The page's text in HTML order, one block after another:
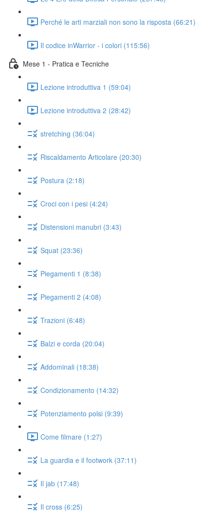
Perché le arti marziali non sono la risposta (66:21)
Il codice inWarrior - i colori (115:56)
Mese 1 - Pratica e Tecniche
Lezione introduttiva 1 (59:04)
Lezione introduttiva 2 (28:42)
stretching (36:04)
Riscaldamento Articolare (20:30)
Postura (2:18)
Croci con i pesi (4:24)
Distensioni manubri (3:43)
Squat (23:36)
Piegamenti 1 (8:38)
Piegamenti 2 (4:08)
Trazioni (6:48)
Balzi e corda (20:04)
Addominali (18:38)
Condizionamento (14:32)
Potenziamento polsi (9:39)
Come filmare (1:27)
La guardia e il footwork (37:11)
Il jab (17:48)
Il cross (6:25)